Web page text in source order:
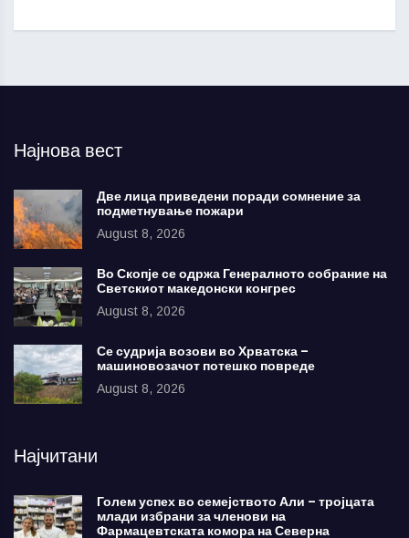
Најнова вест
Две лица приведени поради сомнение за
подметнување пожари
August 8, 2026
Во Скопје се одржа Генералното собрание на
Светскиот македонски конгрес
August 8, 2026
Се судрија возови во Хрватска –
машиновозачот потешко повреде
August 8, 2026
Најчитани
Голем успех во семејството Али – тројцата
млади избрани за членови на
Фармацевтската комора на Северна